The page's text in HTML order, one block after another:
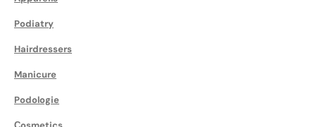
Podiatry
Hairdressers
Manicure
Podologie